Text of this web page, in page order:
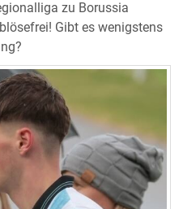
zu Borussia
Gibt es wenigstens